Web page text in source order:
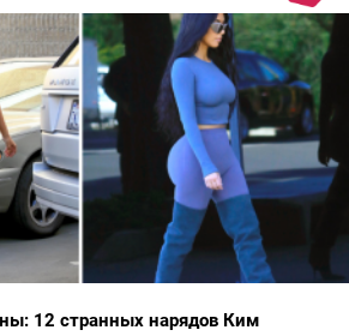
12 странных нарядов Ким